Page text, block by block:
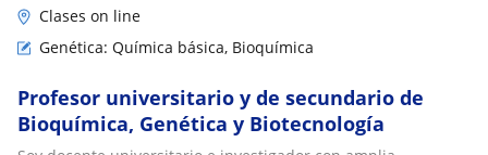
Clases on line
Genética: Química básica, Bioquímica
Profesor universitario y de secundario de
Bioquímica, Genética y Biotecnología